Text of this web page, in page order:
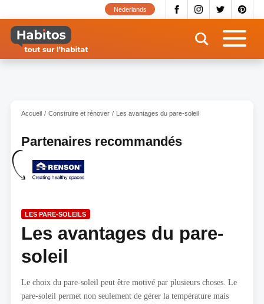
contenu
principal
Nederlands
Accueil Construire et rénover Les avantages du pare-soleil
Partenaires recommandés
LES PARE-SOLEILS
Les avantages du pare-
soleil
Le choix du pare-soleil peut être motivé par plusieurs choses. Le
pare-soleil permet non seulement de gérer la température mais